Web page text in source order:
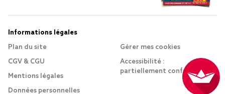
Informations légales
Plan du site
CGV & CGU
Mentions légales
Données personnelles
Gérer mes cookies
Accessibilité :
partiellement conforme